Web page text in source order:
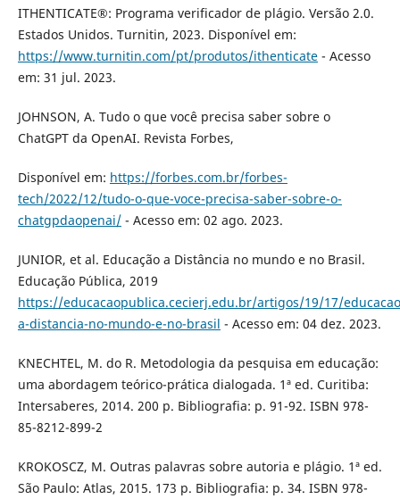
ITHENTICATE®: Programa verificador de plágio. Versão 2.0.
Estados Unidos. Turnitin, 2023. Disponível em:
https://www.turnitin.com/pt/produtos/ithenticate- Acesso
em: 31 jul. 2023.
JOHNSON, A. Tudo o que você precisa saber sobre o
ChatGPT da OpenAI. Revista Forbes,
Disponível em: https://forbes.com.br/forbes-
tech/2022/12/tudo-o-que-voce-precisa-saber-sobre-o-
chatgpdaopenai/- Acesso em: 02 ago. 2023.
JUNIOR, et al. Educação a Distância no mundo e no Brasil.
Educação Pública, 2019
https://educacaopublica.cecierj.edu.br/artigos/19/17/
a-distancia-no-mundo-e-no-brasil - Acesso em: 04 dez. 2023.
KNECHTEL, M. do R. Metodologia da pesquisa em educação:
uma abordagem teórico-prática dialogada. 1ª ed. Curitiba:
Intersaberes, 2014. 200 p. Bibliografia: p. 91-92. ISBN 978-
85-8212-899-2
KROKOSCZ, M. Outras palavras sobre autoria e plágio. 1ª ed.
São Paulo: Atlas, 2015. 173 p. Bibliografia: p. 34. ISBN 978-